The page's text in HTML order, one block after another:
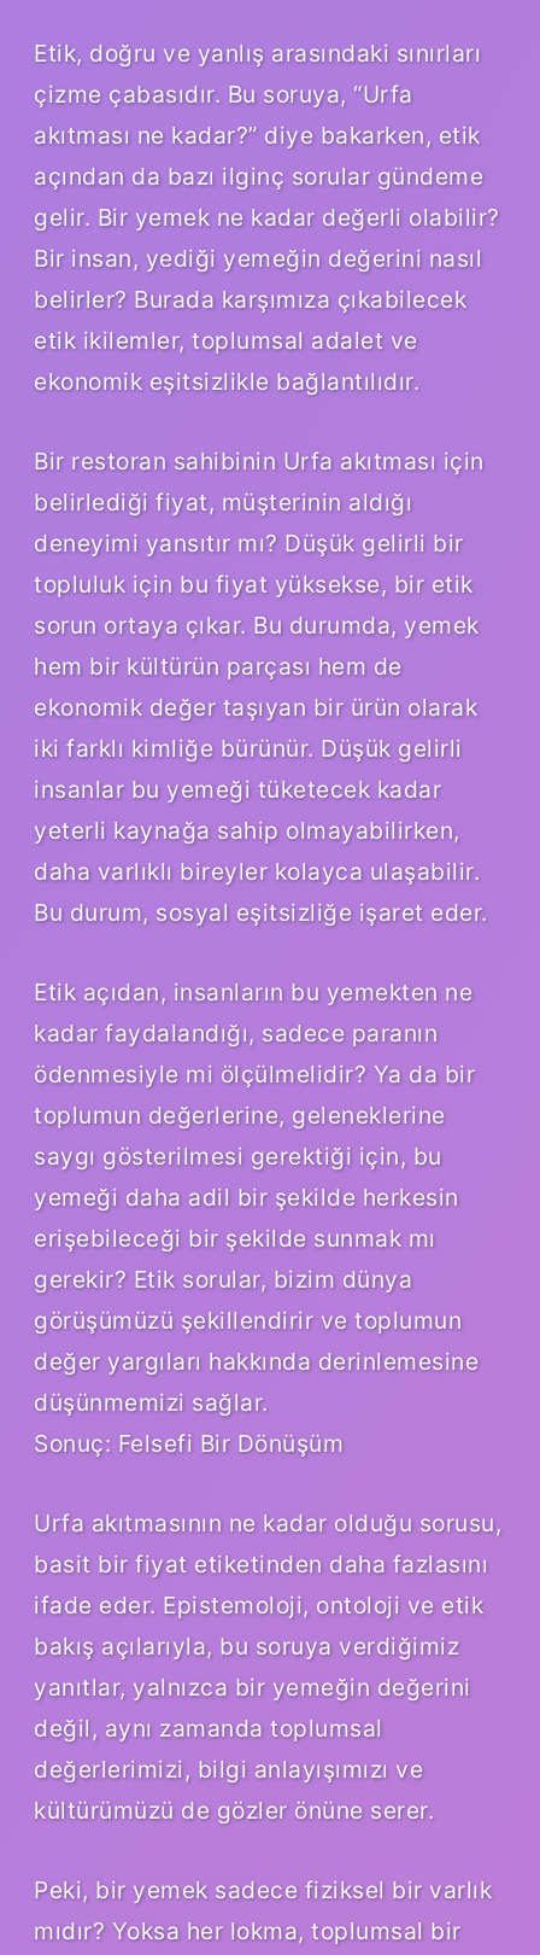
Etik, doğru ve yanlış arasındaki sınırları
çizme çabasıdır. Bu soruya, “Urfa
akıtması ne kadar?” diye bakarken, etik
açından da bazı ilginç sorular gündeme
gelir. Bir yemek ne kadar değerli olabilir?
Bir insan, yediği yemeğin değerini nasıl
belirler? Burada karşımıza çıkabilecek
etik ikilemler, toplumsal adalet ve
ekonomik eşitsizlikle bağlantılıdır.
Bir restoran sahibinin Urfa akıtması için
belirlediği fiyat, müşterinin aldığı
deneyimi yansıtır mı? Düşük gelirli bir
topluluk için bu fiyat yüksekse, bir etik
sorun ortaya çıkar. Bu durumda, yemek
hem bir kültürün parçası hem de
ekonomik değer taşıyan bir ürün olarak
iki farklı kimliğe bürünür. Düşük gelirli
insanlar bu yemeği tüketecek kadar
yeterli kaynağa sahip olmayabilirken,
daha varlıklı bireyler kolayca ulaşabilir.
Bu durum, sosyal eşitsizliğe işaret eder.
Etik açıdan, insanların bu yemekten ne
kadar faydalandığı, sadece paranın
ödenmesiyle mi ölçülmelidir? Ya da bir
toplumun değerlerine, geleneklerine
saygı gösterilmesi gerektiği için, bu
yemeği daha adil bir şekilde herkesin
erişebileceği bir şekilde sunmak mı
gerekir? Etik sorular, bizim dünya
görüşümüzü şekillendirir ve toplumun
değer yargıları hakkında derinlemesine
düşünmemizi sağlar.
Sonuç: Felsefi Bir Dönüşüm
Urfa akıtmasının ne kadar olduğu sorusu,
basit bir fiyat etiketinden daha fazlasını
ifade eder. Epistemoloji, ontoloji ve etik
bakış açılarıyla, bu soruya verdiğimiz
yanıtlar, yalnızca bir yemeğin değerini
değil, aynı zamanda toplumsal
değerlerimizi, bilgi anlayışımızı ve
kültürümüzü de gözler önüne serer.
Peki, bir yemek sadece fiziksel bir varlık
mıdır? Yoksa her lokma, toplumsal bir